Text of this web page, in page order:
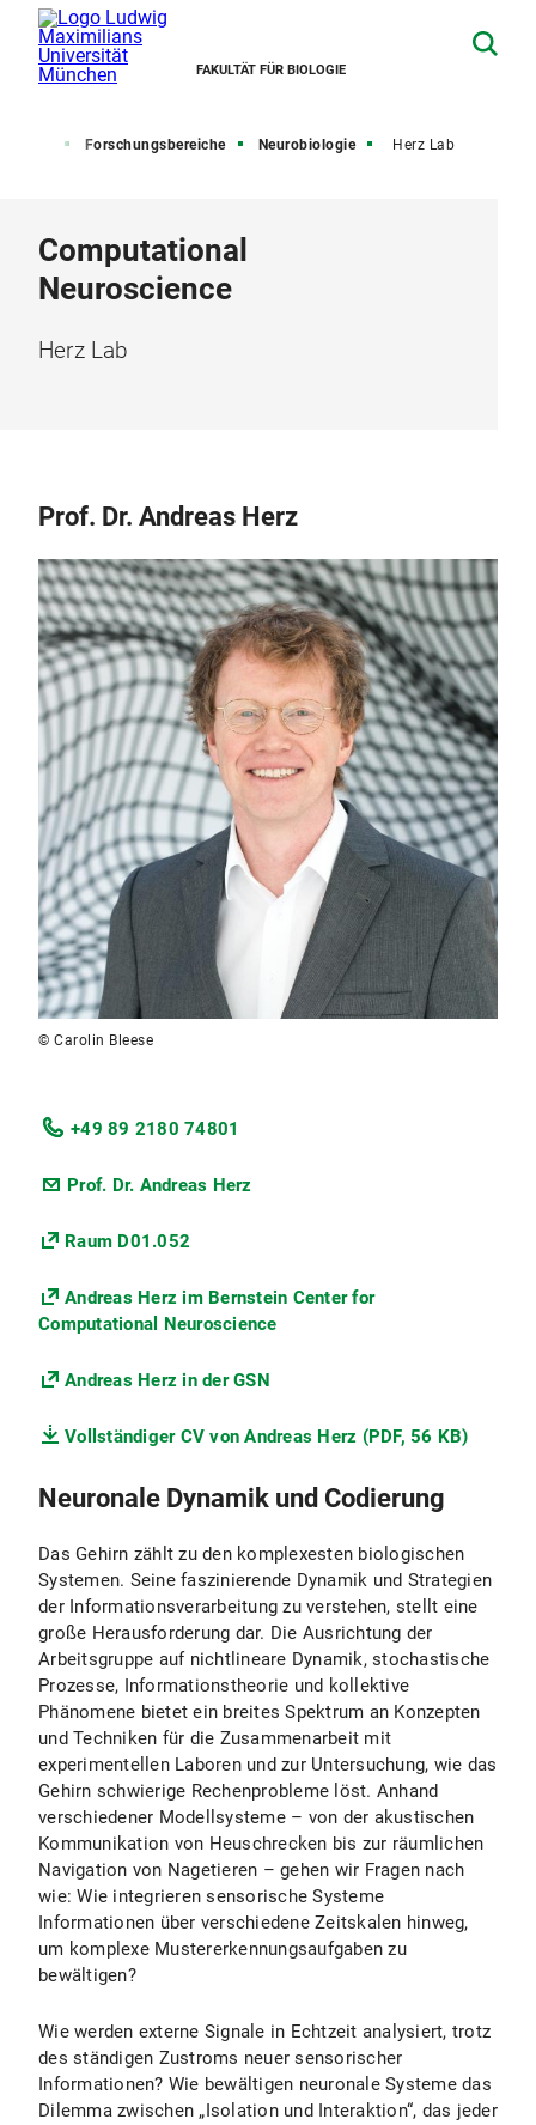
FAKULTÄT FÜR BIOLOGIE
Forschungsbereiche Neurobiologie Herz Lab
Computational
Neuroscience
Herz Lab
Prof. Dr. Andreas Herz
© Carolin Bleese
+49 89 2180 74801
Prof. Dr. Andreas Herz
Raum D01.052
Andreas Herz im Bernstein Center for
Computational Neuroscience
Andreas Herz in der GSN
Vollständiger CV von Andreas Herz (PDF, 56 KB)
Neuronale Dynamik und Codierung
Das Gehirn zählt zu den komplexesten biologischen
Systemen. Seine faszinierende Dynamik und Strategien
der Informationsverarbeitung zu verstehen, stellt eine
große Herausforderung dar. Die Ausrichtung der
Arbeitsgruppe auf nichtlineare Dynamik, stochastische
Prozesse, Informationstheorie und kollektive
Phänomene bietet ein breites Spektrum an Konzepten
und Techniken für die Zusammenarbeit mit
experimentellen Laboren und zur Untersuchung, wie das
Gehirn schwierige Rechenprobleme löst. Anhand
verschiedener Modellsysteme – von der akustischen
Kommunikation von Heuschrecken bis zur räumlichen
Navigation von Nagetieren – gehen wir Fragen nach
wie: Wie integrieren sensorische Systeme
Informationen über verschiedene Zeitskalen hinweg,
um komplexe Mustererkennungsaufgaben zu
bewältigen?
Wie werden externe Signale in Echtzeit analysiert, trotz
des ständigen Zustroms neuer sensorischer
Informationen? Wie bewältigen neuronale Systeme das
Dilemma zwischen „Isolation und Interaktion“, das jeder